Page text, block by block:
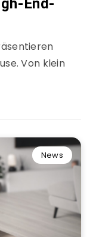
End-
Von klein
News